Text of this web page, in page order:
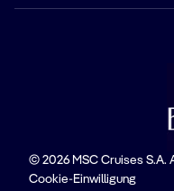
© 2026 MSC Cruises S.A.
Cookie-Einwilligung